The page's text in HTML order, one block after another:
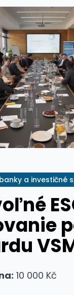
a investičné
10 000 Kč